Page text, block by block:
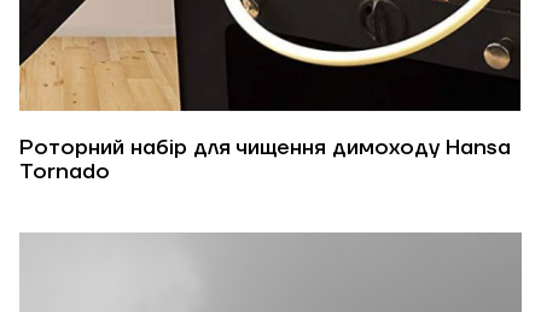
Роторний набір для чищення димоходу Hansa
Tornado